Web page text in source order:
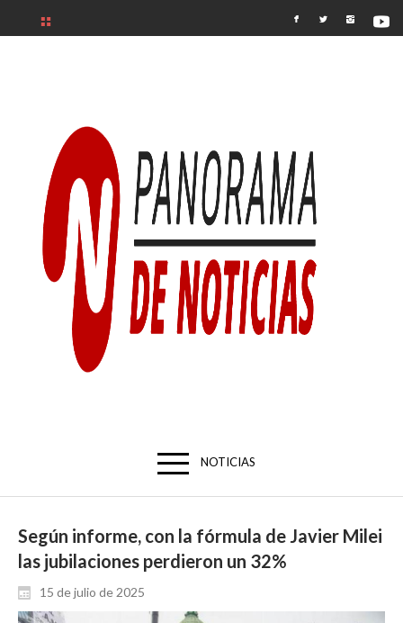
NOTICIAS
Según informe, con la fórmula de Javier Milei
las jubilaciones perdieron un 32%
15 de julio de 2025